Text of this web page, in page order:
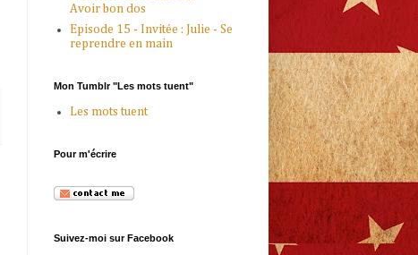
Avoir bon dos
Episode 15 - Invitée : Julie - Se
reprendre en main
Mon Tumblr "Les mots tuent"
Les mots tuent
Pour m'écrire
Suivez-moi sur Facebook